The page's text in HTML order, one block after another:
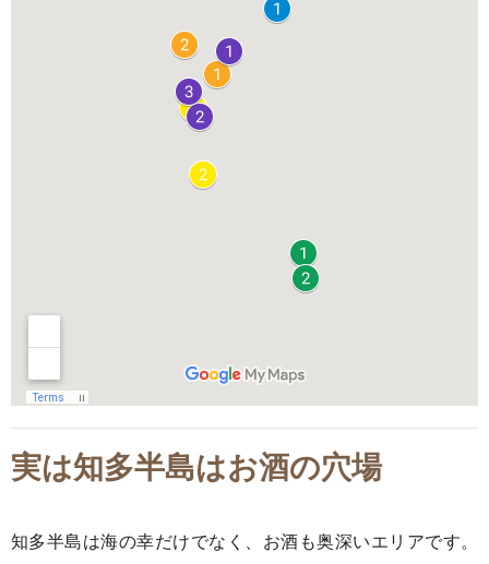
実は知多半島はお酒の穴場
知多半島は海の幸だけでなく、お酒も奥深いエリアです。